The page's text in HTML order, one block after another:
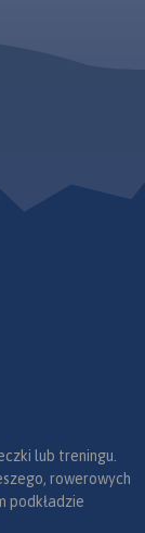
lub treningu.
rowerowych
podkładzie